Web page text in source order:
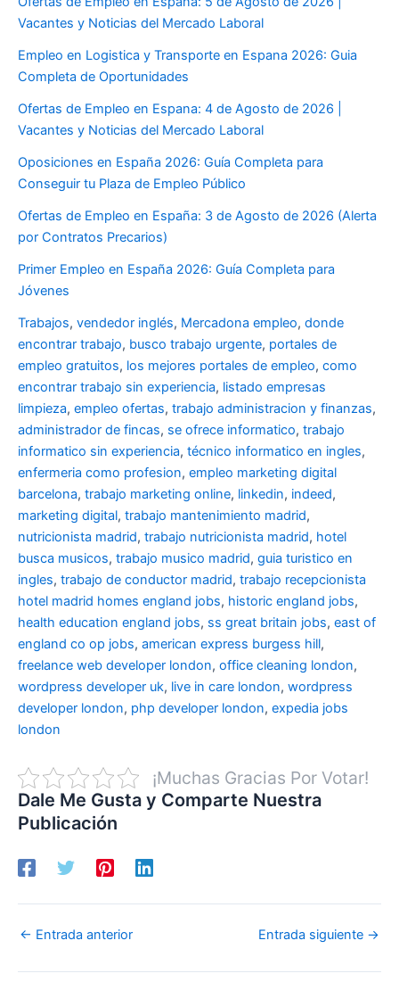
Vacantes y Noticias del Mercado Laboral
Empleo en Logistica y Transporte en Espana 2026: Guia
Completa de Oportunidades
Ofertas de Empleo en Espana: 4 de Agosto de 2026 |
Vacantes y Noticias del Mercado Laboral
Oposiciones en España 2026: Guía Completa para
Conseguir tu Plaza de Empleo Público
Ofertas de Empleo en España: 3 de Agosto de 2026 (Alerta
por Contratos Precarios)
Primer Empleo en España 2026: Guía Completa para
Jóvenes
Trabajos, vendedor inglés, Mercadona empleo, donde
encontrar trabajo, busco trabajo urgente, portales de
empleo gratuitos, los mejores portales de empleo, como
encontrar trabajo sin experiencia, listado empresas
limpieza, empleo ofertas, trabajo administracion y finanzas,
administrador de fincas, se ofrece informatico, trabajo
informatico sin experiencia, técnico informatico en ingles,
enfermeria como profesion, empleo marketing digital
barcelona, trabajo marketing online, linkedin, indeed,
marketing digital, trabajo mantenimiento madrid,
nutricionista madrid, trabajo nutricionista madrid, hotel
busca musicos, trabajo musico madrid, guia turistico en
ingles, trabajo de conductor madrid, trabajo recepcionista
hotel madrid homes england jobs, historic england jobs,
health education england jobs, ss great britain jobs, east of
england co op jobs, american express burgess hill,
freelance web developer london, office cleaning london,
wordpress developer uk, live in care london, wordpress
developer london, php developer london, expedia jobs
london
¡Muchas Gracias Por Votar!
Dale Me Gusta y Comparte Nuestra
Publicación
← Entrada anterior Entrada siguiente →